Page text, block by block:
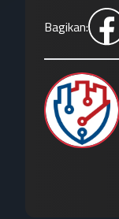
Bagikan: